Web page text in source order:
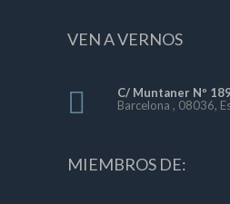
VEN A VERNOS
C/ Muntaner Nº
Barcelona , 08036,
MIEMBROS DE: